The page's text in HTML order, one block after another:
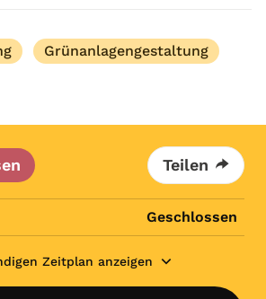
Grünanlagengestaltung
Teilen
Geschlossen
Zeitplan anzeigen